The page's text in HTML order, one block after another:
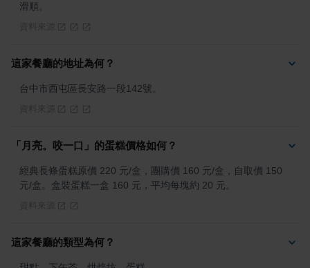
滑順。
這家餐廳的地址為何？
台中市西屯區長安路一段142號。
「月亮。咬一口」的蛋糕價格如何？
經典長條蛋糕原價 220 元/盒，團購價 160 元/盒，自取價 150
元/盒。盒裝蛋糕一盒 160 元，平均每塊約 20 元。
這家餐廳的類型為何？